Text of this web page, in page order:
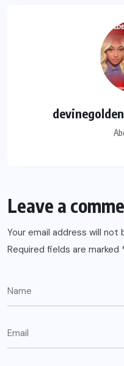
Leave a
Your email address will not
Required fields are marked